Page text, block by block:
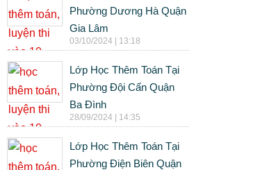
Phường Dương Hà Quận
Gia Lâm
03/10/2024 | 13:18
Lớp Học Thêm Toán Tại
Phường Đội Cấn Quận
Ba Đình
28/09/2024 | 14:35
Lớp Học Thêm Toán Tại
Phường Điện Biên Quận